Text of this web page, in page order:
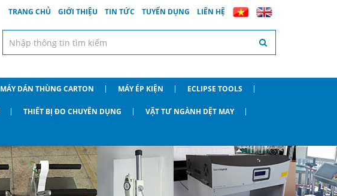
TRANG CHỦ GIỚI THIỆU TIN TỨC TUYỂN DỤNG LIÊN HỆ
MÁY DÁN THÙNG CARTON MÁY ÉP KIỆN ECLIPSE TOOLS
THIẾT BỊ ĐO CHUYÊN DỤNG VẬT TƯ NGÀNH DỆT MAY